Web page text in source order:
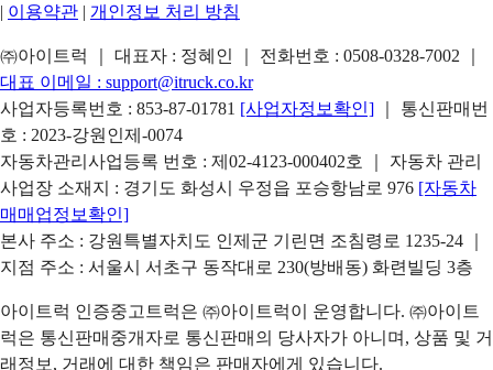
| 이용약관 | 개인정보 처리 방침
㈜아이트럭 ｜ 대표자 : 정혜인 ｜ 전화번호 : 0508-0328-7002
대표 이메일 : support@itruck.co.kr
사업자등록번호 : 853-87-01781 [사업자정보확인]
｜ 통신판매번
호 : 2023-강원인제-0074
자동차관리사업등록 번호 : 제02-4123-000402호 ｜ 자동차 관리
사업장 소재지 : 경기도 화성시 우정읍 포승항남로 976 [자동차
매매업정보확인]
본사 주소 : 강원특별자치도 인제군 기린면 조침령로 1235-24 ｜
지점 주소 : 서울시 서초구 동작대로 230(방배동) 화련빌딩 3층
아이트럭 인증중고트럭은 ㈜아이트럭이 운영합니다. ㈜아이트
럭은 통신판매중개자로 통신판매의 당사자가 아니며, 상품 및 거
래정보, 거래에 대한 책임은 판매자에게 있습니다.